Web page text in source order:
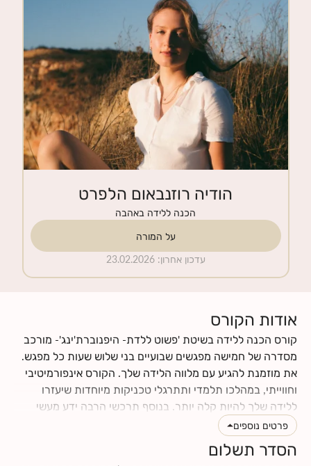
הודיה רוזנבאום הלפרט
הכנה ללידה באהבה
על המורה
עדכון אחרון:
23.02.2026
אודות הקורס
קורס הכנה ללידה בשיטת 'פשוט ללדת- היפנוברת'ינג'- מורכב
מסדרה של חמישה מפגשים שבועיים בני שלוש שעות כל מפגש.
את מוזמנת להגיע עם מלווה הלידה שלך. הקורס אינפורמיטיבי
וחווייתי, במהלכו תלמדי ותתרגלי טכניקות מיוחדות שיעזרו
ללידה שלך להיות קלה יותר. בנוסף תרכשי הרבה ידע מעשי
וטיפים לתקופת ההריון והלידה. תינתן לך ההזדמנות לעבור
תהליך מהנה של הבאת מודעות עצמית לגוף ולנפש שלך, תגלי
כמה הם מושפעים אחד מהשני, וכמה הם יכולים לתרום ולתמוך
פרטים נוספים
הסדר תשלום